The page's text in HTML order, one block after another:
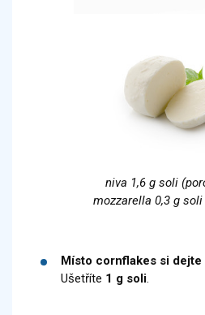
niva 1,6 g
mozzarella 0,3 g
Místo cornflakes si dejte
Ušetříte 1 g soli.